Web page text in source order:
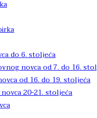
do 6. stoljeća
novca od 7. do 16.
od 16. do 19. stoljeća
20-21. stoljeća